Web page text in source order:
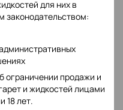
для них в
законодательством:
ограничении продажи и
и жидкостей лицами
18 лет.